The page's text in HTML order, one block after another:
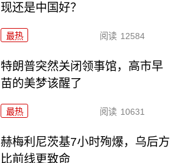
现还是中国好？
最热 阅读 12584
特朗普突然关闭领事馆，高市早
苗的美梦该醒了
最热 阅读 10631
赫梅利尼茨基7小时殉爆，乌后方
比前线更致命